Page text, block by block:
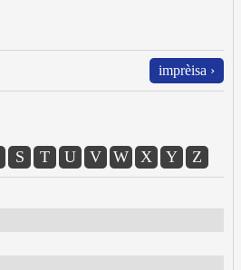
imprèisa ›
S T U V W X Y Z